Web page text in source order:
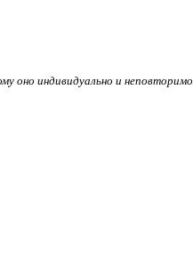
оно индивидуально и неповторимо.